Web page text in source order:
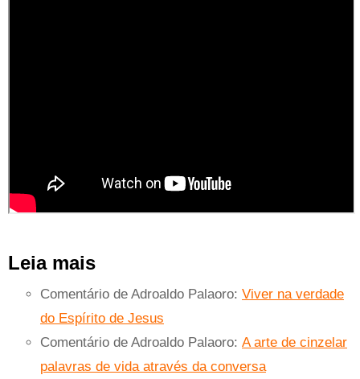
Leia mais
Comentário de Adroaldo Palaoro: Viver na verdade
do Espírito de Jesus
Comentário de Adroaldo Palaoro: A arte de cinzelar
palavras de vida através da conversa